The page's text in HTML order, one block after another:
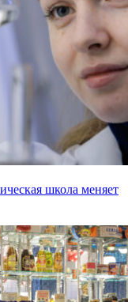
школа меняет